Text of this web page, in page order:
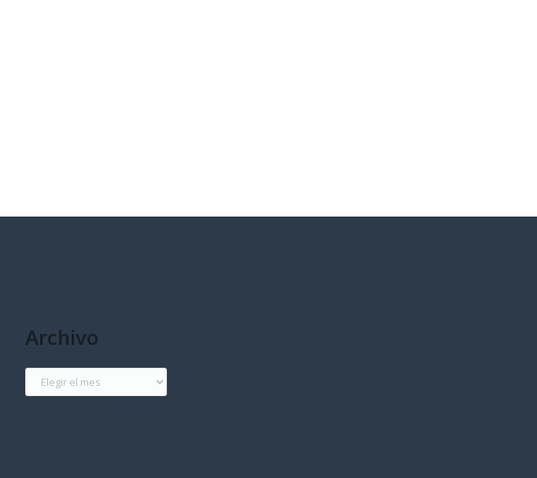
Archivo
Archivo